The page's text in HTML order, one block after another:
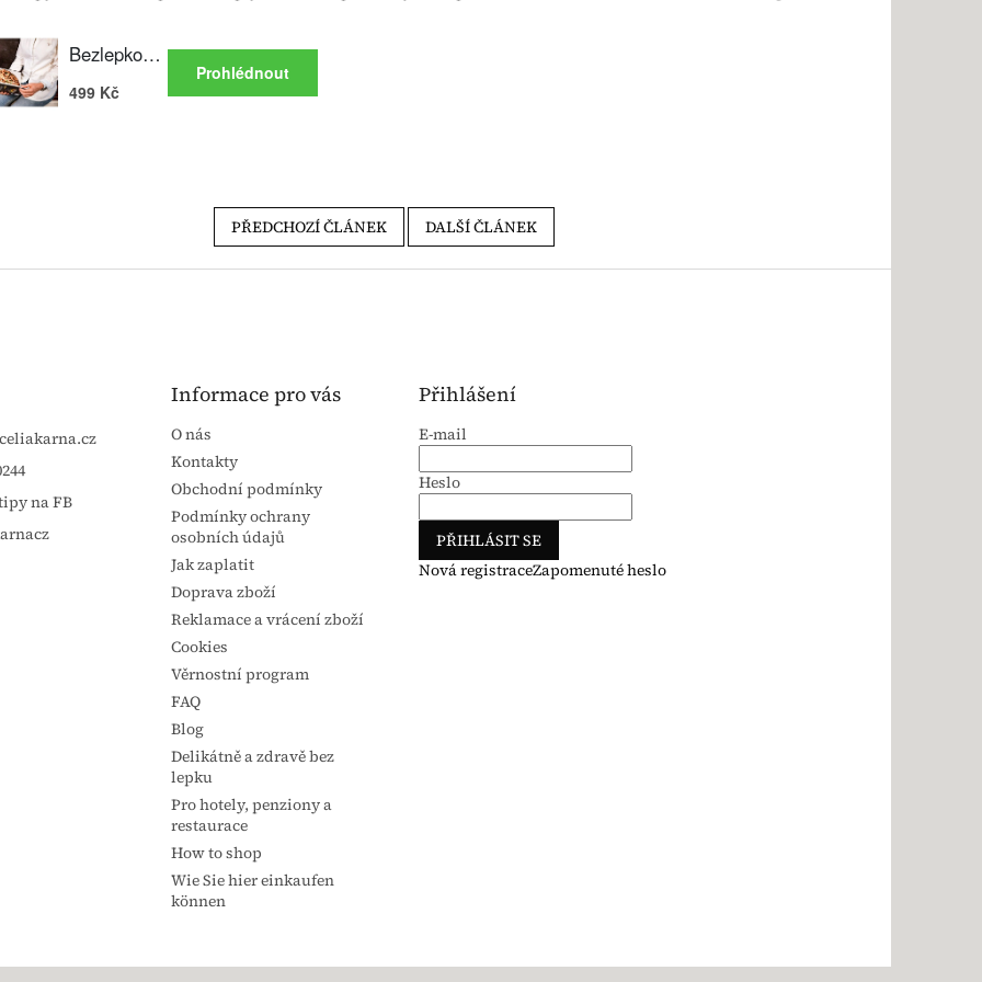
PŘEDCHOZÍ ČLÁNEK DALŠÍ ČLÁNEK
celiakarna.cz
na FB
Informace pro vás
O nás
Kontakty
Obchodní podmínky
Podmínky ochrany
osobních údajů
Jak zaplatit
Doprava zboží
Reklamace a vrácení zboží
Cookies
Věrnostní program
FAQ
Blog
Delikátně a zdravě bez
lepku
Pro hotely, penziony a
restaurace
How to shop
Wie Sie hier einkaufen
können
Přihlášení
E-mail
Heslo
PŘIHLÁSIT SE
Nová registraceZapomenuté heslo